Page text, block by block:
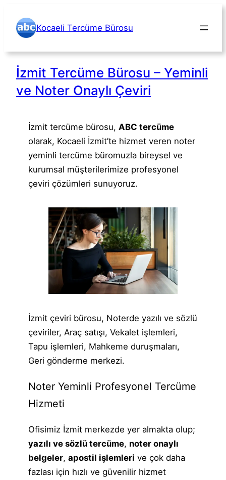
geç
Kocaeli Tercüme Bürosu
İzmit Tercüme Bürosu – Yeminli
ve Noter Onaylı Çeviri
İzmit tercüme bürosu, ABC tercüme
olarak, Kocaeli İzmit’te hizmet veren noter
yeminli tercüme büromuzla bireysel ve
kurumsal müşterilerimize profesyonel
çeviri çözümleri sunuyoruz.
İzmit çeviri bürosu, Noterde yazılı ve sözlü
çeviriler, Araç satışı, Vekalet işlemleri,
Tapu işlemleri, Mahkeme duruşmaları,
Geri gönderme merkezi.
Noter Yeminli Profesyonel Tercüme
Hizmeti
Ofisimiz İzmit merkezde yer almakta olup;
yazılı ve sözlü tercüme, noter onaylı
belgeler, apostil işlemleri ve çok daha
fazlası için hızlı ve güvenilir hizmet